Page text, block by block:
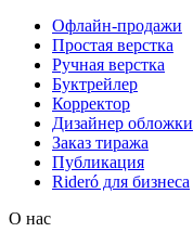
Офлайн-продажи
Простая верстка
Ручная верстка
Буктрейлер
Корректор
Дизайнер обложки
Заказ тиража
Публикация
Rideró для бизнеса
О нас